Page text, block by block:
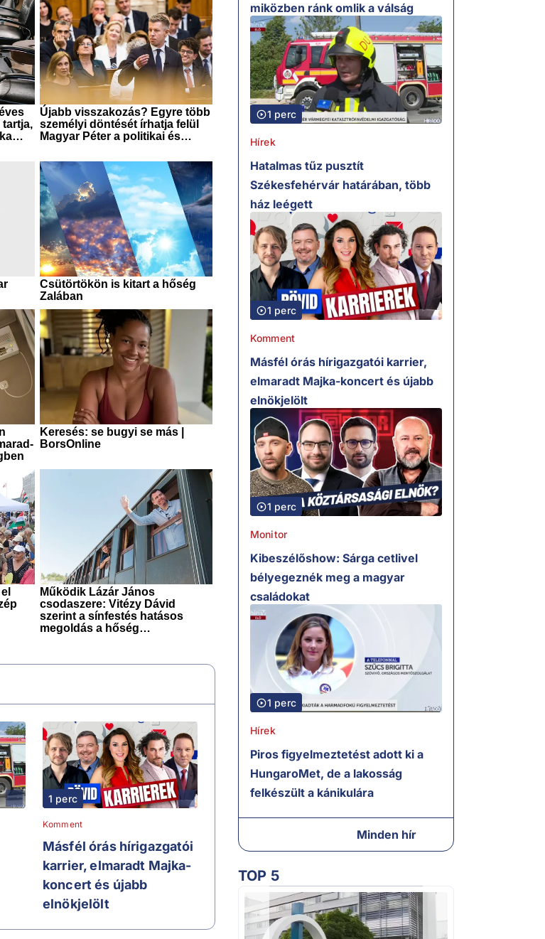
1 perc
Komment
Másfél órás hírigazgatói
karrier, elmaradt Majka-
koncert és újabb
elnökjelölt
miközben ránk omlik a válság
1 perc
Hírek
Hatalmas tűz pusztít
Székesfehérvár határában, több
ház leégett
1 perc
Komment
Másfél órás hírigazgatói karrier,
elmaradt Majka-koncert és újabb
elnökjelölt
1 perc
Monitor
Kibeszélőshow: Sárga cetlivel
bélyegeznék meg a magyar
családokat
1 perc
Hírek
Piros figyelmeztetést adott ki a
HungaroMet, de a lakosság
felkészült a kánikulára
Minden hír
TOP 5